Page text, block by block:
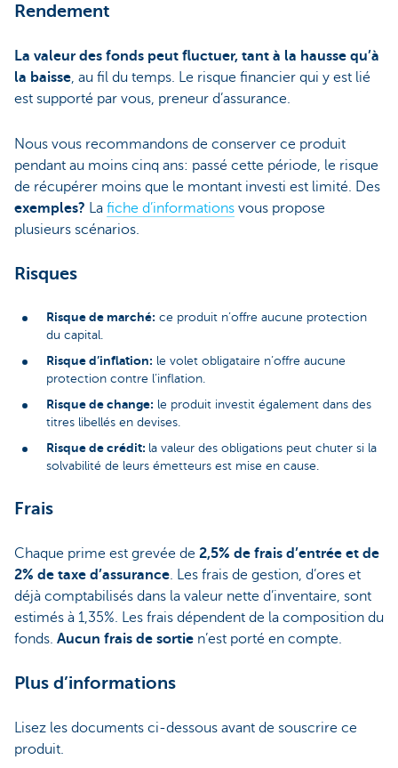
Rendement
La valeur des fonds peut fluctuer, tant à la hausse qu’à
la baisse, au fil du temps. Le risque financier qui y est lié
est supporté par vous, preneur d’assurance.
Nous vous recommandons de conserver ce produit
pendant au moins cinq ans: passé cette période, le risque
de récupérer moins que le montant investi est limité. Des
exemples? La fiche d’informations vous propose
plusieurs scénarios.
Risques
Risque de marché: ce produit n’offre aucune protection
du capital.
Risque d’inflation: le volet obligataire n’offre aucune
protection contre l’inflation.
Risque de change: le produit investit également dans des
titres libellés en devises.
Risque de crédit: la valeur des obligations peut chuter si la
solvabilité de leurs émetteurs est mise en cause.
Frais
Chaque prime est grevée de 2,5% de frais d’entrée et de
2% de taxe d’assurance. Les frais de gestion, d’ores et
déjà comptabilisés dans la valeur nette d’inventaire, sont
estimés à 1,35%. Les frais dépendent de la composition du
fonds. Aucun frais de sortie n’est porté en compte.
Plus d’informations
Lisez les documents ci-dessous avant de souscrire ce
produit.